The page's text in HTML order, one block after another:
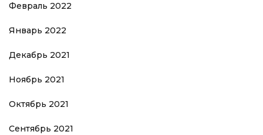
Февраль 2022
Январь 2022
Декабрь 2021
Ноябрь 2021
Октябрь 2021
Сентябрь 2021